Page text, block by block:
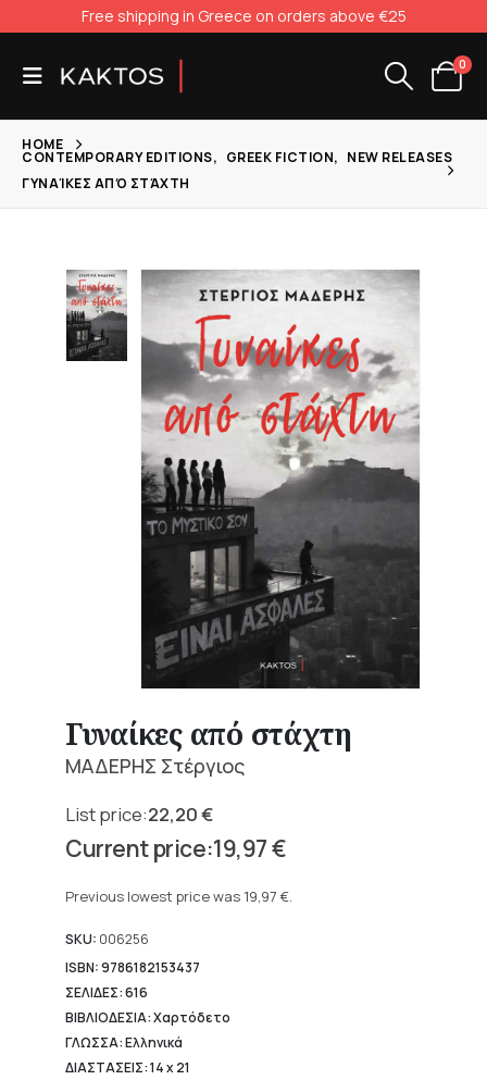
Free shipping in Greece on orders above €25
0
HOME
CONTEMPORARY EDITIONS, GREEK FICTION, NEW RELEASES
ΓΥΝΑΊΚΕΣ ΑΠΌ ΣΤΆΧΤΗ
Γυναίκες από στάχτη
ΜΑΔΕΡΗΣ Στέργιος
22,20€
Original
price
22,20 €.
19,97€
price
19,97 €.
Previous lowest price was 19,97 €.
SKU: 006256
ISBN: 9786182153437
ΣΕΛΙΔΕΣ: 616
ΒΙΒΛΙΟΔΕΣΙΑ: Χαρτόδετο
ΓΛΩΣΣΑ: Ελληνικά
ΔΙΑΣΤΑΣΕΙΣ: 14 x 21